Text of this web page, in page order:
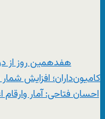
هفدهمین روز از
کامیون‌داران؛ افزایش شمار